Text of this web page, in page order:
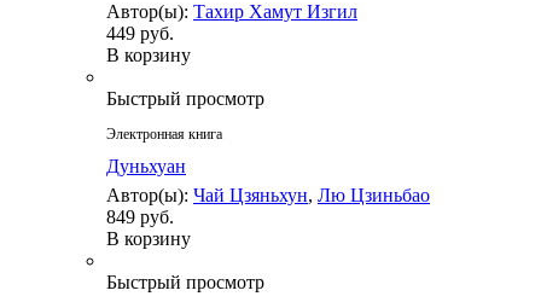
Автор(ы): Тахир Хамут Изгил
449 руб.
В корзину
Быстрый просмотр
Электронная книга
Дуньхуан
Автор(ы): Чай Цзяньхун, Лю Цзиньбао
849 руб.
В корзину
Быстрый просмотр